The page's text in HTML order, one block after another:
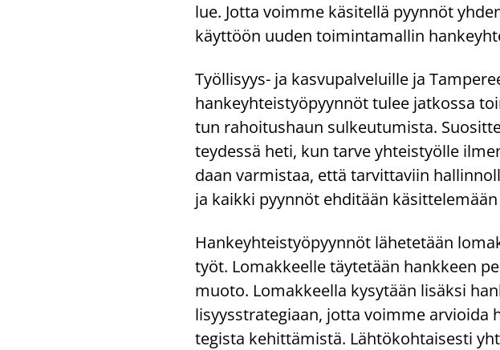
lue. Jotta voim­me kä­si­tel­lä pyyn­nöt
käyt­töön uuden toi­min­ta­mal­lin
Työllisyys-​ ja kas­vu­pal­ve­luil­le ja
han­keyh­teis­työ­pyyn­nöt tulee jat­kos­sa
tun ra­hoi­tus­haun sul­keu­tu­mis­ta.
tey­des­sä heti, kun tarve yh­teis­työl­le
daan var­mis­taa, että tar­vit­ta­viin
ja kaik­ki pyyn­nöt eh­di­tään
Han­keyh­teis­työ­pyyn­nöt lä­he­te­tään
työt. Lo­mak­keel­le täy­te­tään hank­keen
muoto. Lo­mak­keel­la ky­sy­tään li­säk­si
li­syys­stra­te­gi­aan, jotta voim­me
te­gis­ta ke­hit­tä­mis­tä. Läh­tö­koh­tai­ses­ti